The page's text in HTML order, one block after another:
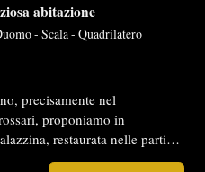
abitazione
- Scala - Quadrilatero
precisamente nel
proponiamo in
restaurata nelle parti…